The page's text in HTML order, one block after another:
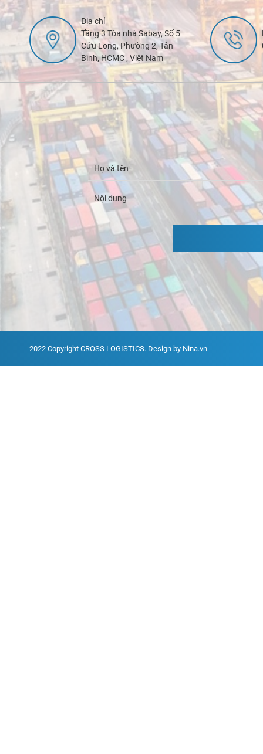
Địa chỉ
Tầng 3 Tòa nhà Sabay, Số 5
Cửu Long, Phường 2, Tân
Bình, HCMC , Việt Nam
2022 Copyright CROSS LOGISTICS. Design by Nina.vn